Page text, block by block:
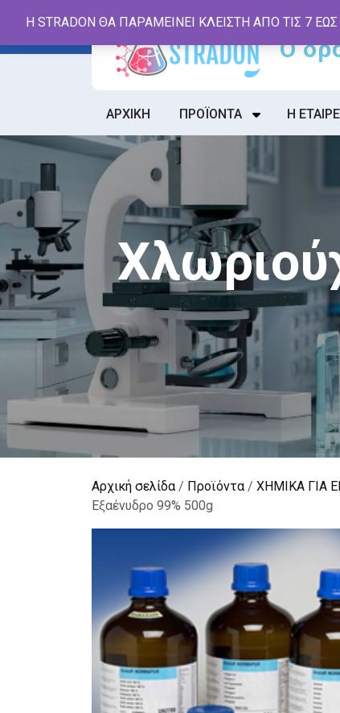
content
ΑΡΧΙΚΗ ΠΡΟΪΟΝΤΑ Η
Αρχική σελίδα/ Προϊόντα/ ΧΗΜΙΚΑ ΓΙΑ
Εξαένυδρο 99% 500g
Η STRADON ΘΑ ΠΑΡΑΜΕΙΝΕΙ ΚΛΕΙΣΤΗ ΑΠΟ ΤΙΣ 7